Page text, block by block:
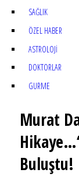
SAĞLIK
ÖZEL HABER
ASTROLOJİ
DOKTORLAR
GURME
Murat
Buluştu!